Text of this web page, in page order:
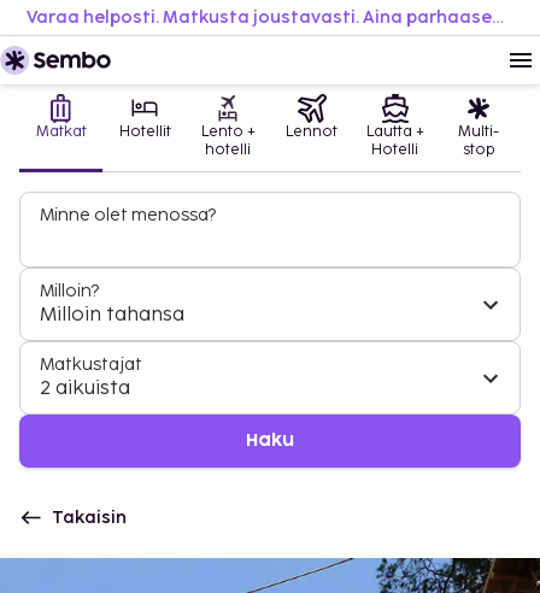
Varaa helposti. Matkusta joustavasti. Aina parhaaseen hintaan.
Matkat Hotellit
Lento +
hotelli
Lennot
Lautta +
Hotelli
Multi-
stop
Minne olet menossa?
Milloin?
Milloin tahansa
Matkustajat
2 aikuista
Haku
Takaisin